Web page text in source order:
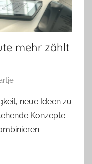
mehr zählt
neue Ideen zu
Konzepte